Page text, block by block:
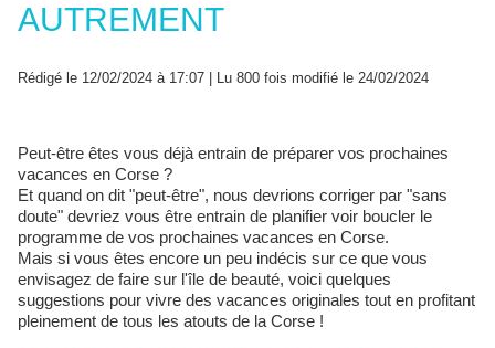
AUTREMENT
Rédigé le 12/02/2024 à 17:07 | Lu 800 fois modifié le 24/02/2024
Peut-être êtes vous déjà entrain de préparer vos prochaines
vacances en Corse ?
Et quand on dit "peut-être", nous devrions corriger par "sans
doute" devriez vous être entrain de planifier voir boucler le
programme de vos prochaines vacances en Corse.
Mais si vous êtes encore un peu indécis sur ce que vous
envisagez de faire sur l'île de beauté, voici quelques
suggestions pour vivre des vacances originales tout en profitant
pleinement de tous les atouts de la Corse !